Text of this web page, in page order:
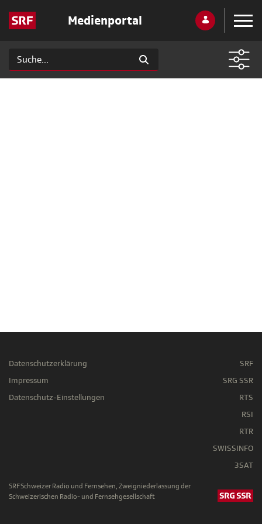
Medienportal
Datenschutzerklärung
Impressum
Datenschutz-Einstellungen
SRF
SRG SSR
RTS
RSI
RTR
SWISSINFO
3SAT
SRF Schweizer Radio und Fernsehen, Zweigniederlassung der
Schweizerischen Radio- und Fernsehgesellschaft